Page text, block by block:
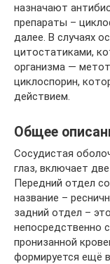
назначают
препараты –
далее. В случаях
цитостатиками,
организма —
циклоспорин,
действием.
Общее
Сосудистая
глаз, включает
Передний отдел
название –
задний отдел –
непосредственно
пронизанной
формируется ещё